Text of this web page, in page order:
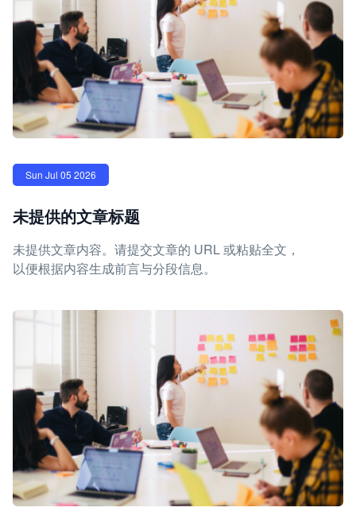
Sun Jul 05 2026
未提供的文章标题
未提供文章内容。请提交文章的 URL 或粘贴全文，
以便根据内容生成前言与分段信息。